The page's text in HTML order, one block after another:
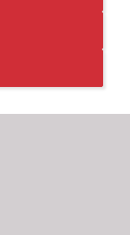
2001 -